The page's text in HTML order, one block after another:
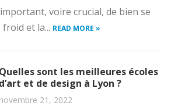
voire crucial, de bien se
et la... READ MORE »
Quelles sont les meilleures écoles
d’art et de design à Lyon ?
novembre 21, 2022